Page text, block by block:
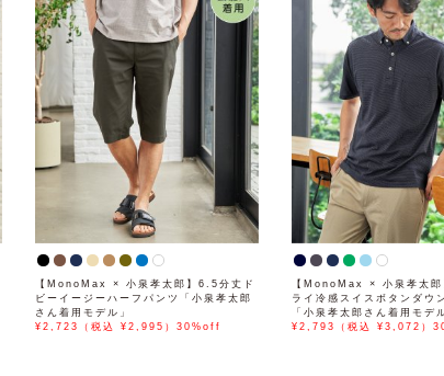
【MonoMax × 小泉孝太郎】6.5分丈ド
ビーイージーハーフパンツ「小泉孝太郎
さん着用モデル」
¥2,723（税込 ¥2,995）30%off
【MonoMax × 小泉孝太郎
ライ冷感スイスボタンダウ
「小泉孝太郎さん着用モデ
¥2,793（税込 ¥3,072）